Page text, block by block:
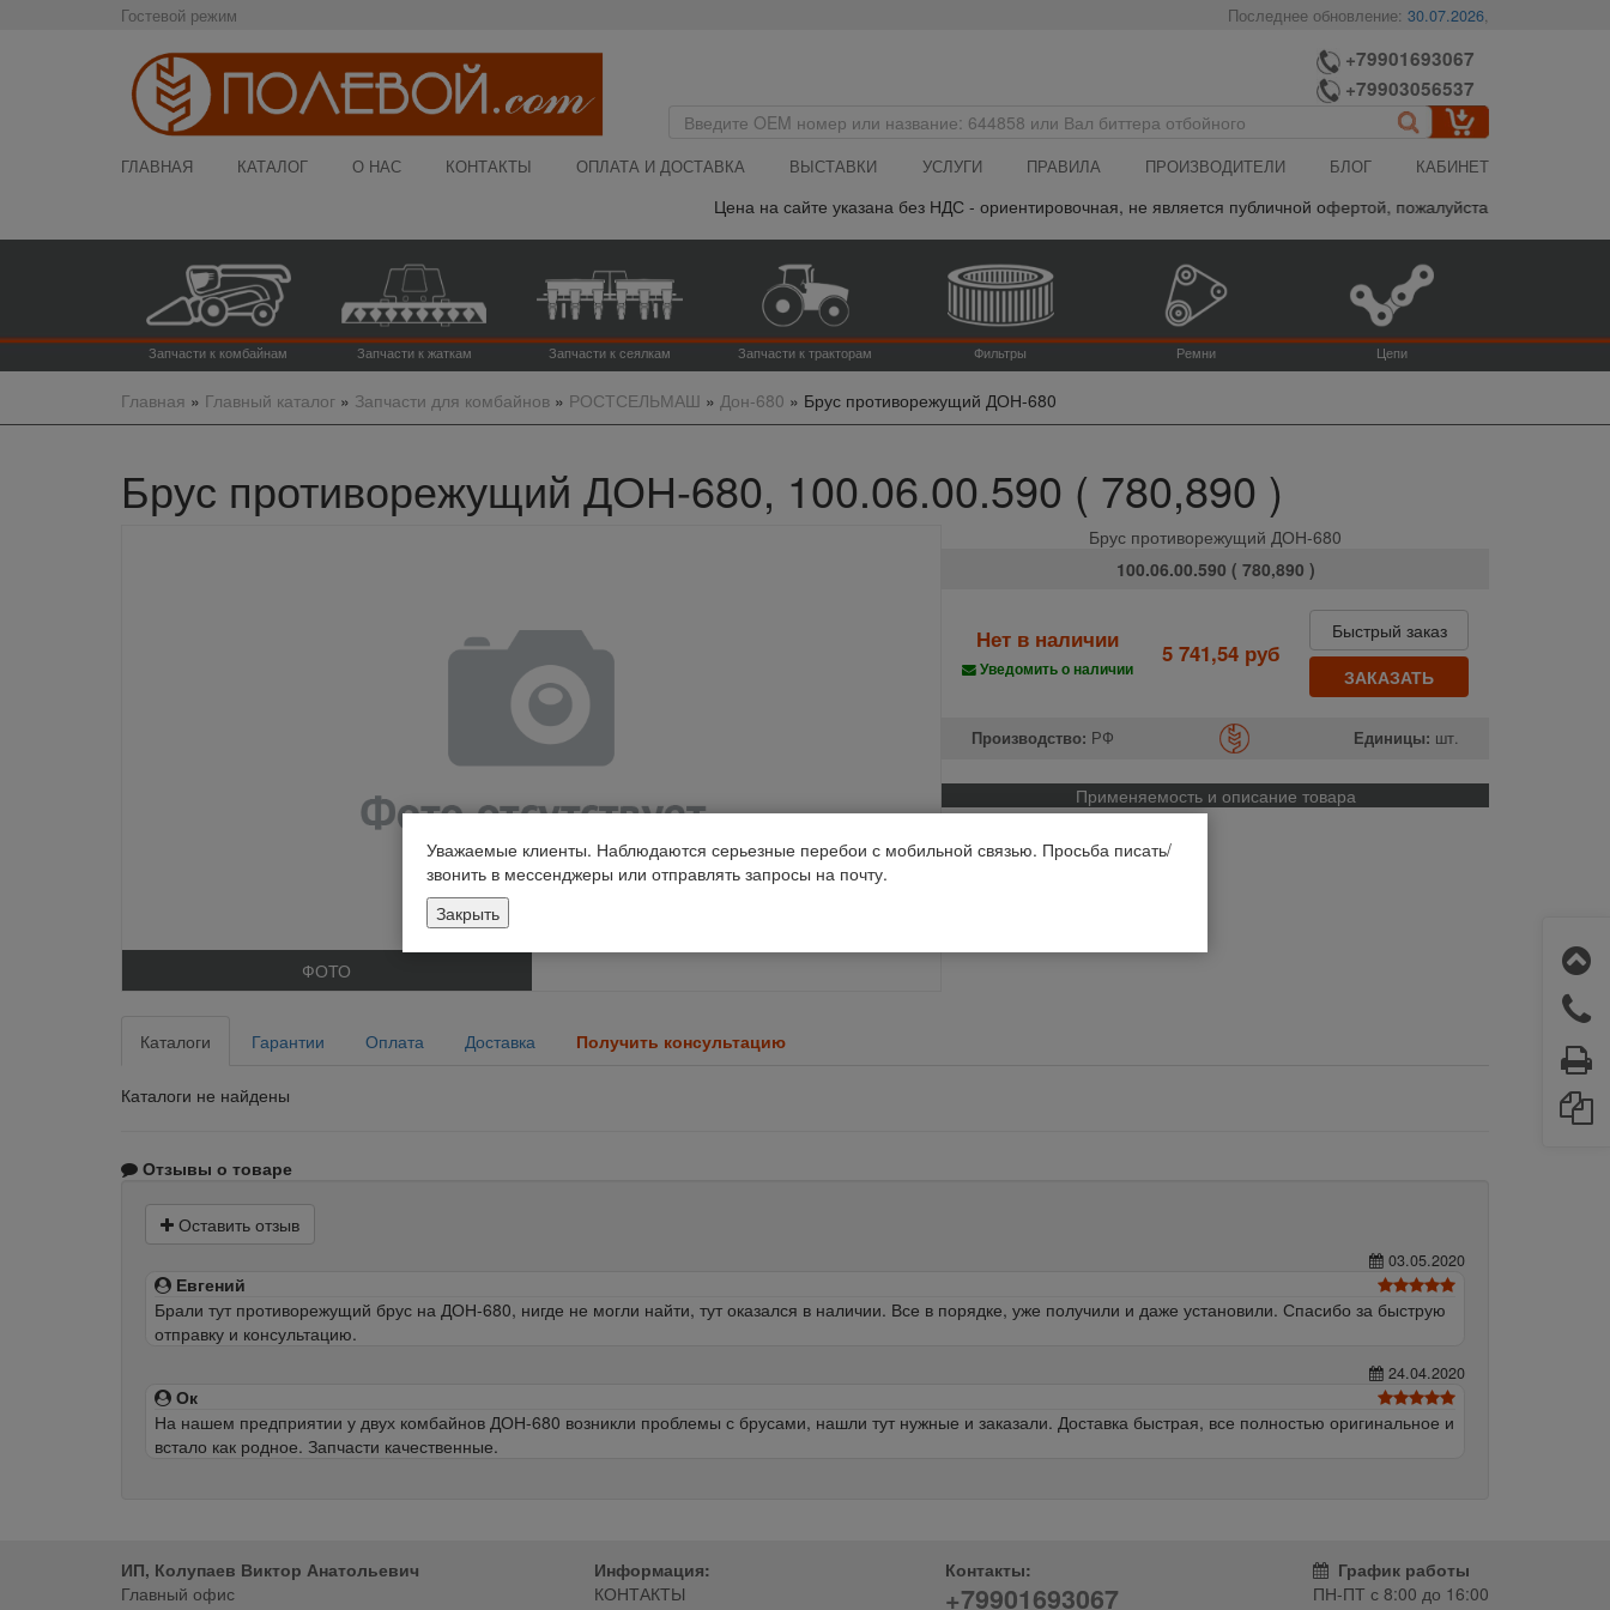
Гостевой режим Последнее обновление:30.07.2026,
+79901693067
+79903056537
ГЛАВНАЯ КАТАЛОГ О НАС КОНТАКТЫ ОПЛАТА И ДОСТАВКА ВЫСТАВКИ УСЛУГИ ПРАВИЛА ПРОИЗВОДИТЕЛИ БЛОГ КАБИНЕТ
Цена на сайте указана без НДС - ориентировочная, не является публичной офертой, пожалуйста уточняйте
Запчасти к комбайнам Запчасти к жаткам Запчасти к сеялкам Запчасти к тракторам Фильтры Ремни Цепи
Главная » Главный каталог» Запчасти для комбайнов» РОСТСЕЛЬМАШ » Дон-680 » Брус противорежущий ДОН-680
Брус противорежущий ДОН-680, 100.06.00.590 ( 780,890 )
ФОТО
Брус противорежущий ДОН-680
100.06.00.590 ( 780,890 )
Нет в наличии
Уведомить о наличии
5 741,54 руб
Быстрый заказ
ЗАКАЗАТЬ
Производство: РФ Единицы: шт.
Применяемость и описание товара
Код 1С: 85108
Каталоги Гарантии Оплата Доставка Получить консультацию
Каталоги не найдены
Отзывы о товаре
Оставить отзыв
03.05.2020
Евгений
Брали тут противорежущий брус на ДОН-680, нигде не могли найти, тут оказался в наличии. Все в порядке, уже получили и даже установили. Спасибо за быструю
отправку и консультацию.
24.04.2020
Ок
На нашем предприятии у двух комбайнов ДОН-680 возникли проблемы с брусами, нашли тут нужные и заказали. Доставка быстрая, все полностью оригинальное и
встало как родное. Запчасти качественные.
ИП, Колупаев Виктор Анатольевич
Главный офис
Информация:
КОНТАКТЫ
Контакты:
+79901693067
График работы
ПН-ПТ с8:00 до 16:00
Уважаемые клиенты. Наблюдаются серьезные перебои с мобильной связью. Просьба писать/
звонить в мессенджеры или отправлять запросы на почту.
Закрыть